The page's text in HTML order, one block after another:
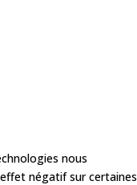
nous
négatif sur certaines